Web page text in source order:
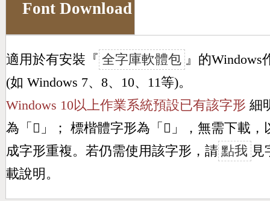
Font Download
適用於有安裝『 全字庫軟體包 』的Windows
(如 Windows 7、8、10、11等)。
Windows 10以上作業系統預設已有該字形 細
為「 𣃾 」； 標楷體字形為「 𣃾 」，無需下載，
成字形重複。若仍需使用該字形，請 點我 見
載說明。